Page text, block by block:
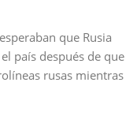
que Rusia
país después de que
rusas mientras